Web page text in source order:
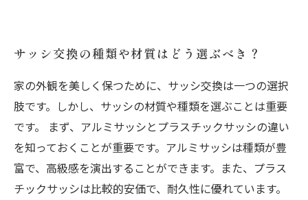
サッシ交換の種類や材質はどう選ぶべき？
家の外観を美しく保つために、サッシ交換は一つの選択
肢です。しかし、サッシの材質や種類を選ぶことは重要
です。 まず、アルミサッシとプラスチックサッシの違い
を知っておくことが重要です。アルミサッシは種類が豊
富で、高級感を演出することができます。また、プラス
チックサッシは比較的安価で、耐久性に優れています。